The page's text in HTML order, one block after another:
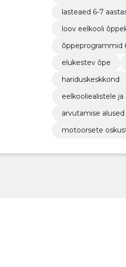
lasteaed 6-7
loov eelkooli
õppeprogrammid
elukestev õpe
hariduskeskkond
eelkooliealistele ja
arvutamise alused
motoorsete